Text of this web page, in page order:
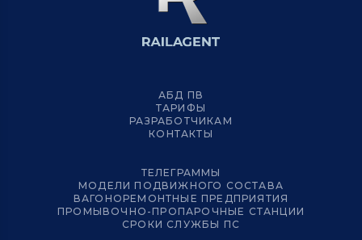
АБД ПВ
ТАРИФЫ
РАЗРАБОТЧИКАМ
КОНТАКТЫ
ТЕЛЕГРАММЫ
МОДЕЛИ ПОДВИЖНОГО СОСТАВА
ВАГОНОРЕМОНТНЫЕ ПРЕДПРИЯТИЯ
ПРОМЫВОЧНО-ПРОПАРОЧНЫЕ СТАНЦИИ
СРОКИ СЛУЖБЫ ПС